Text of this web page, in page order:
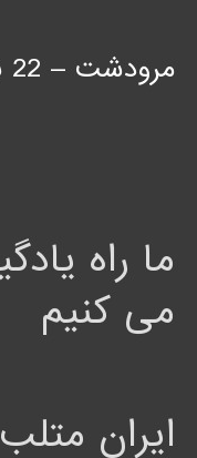
مرودشت – 22 بهمن شمالی
ما راه
می کنیم
ایران